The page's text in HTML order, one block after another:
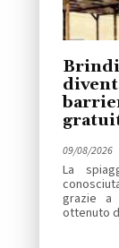
09/08/2026
La
grazie a
ottenuto